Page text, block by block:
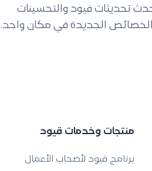
تحديثات فيود والتحسينات
الجديدة في مكان واحد.
منتجات وخدمات قيود
برنامج قيود لأصحاب الأعمال